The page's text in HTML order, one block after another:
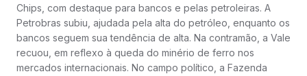
Chips, com destaque para bancos e pelas petroleiras. A
Petrobras subiu, ajudada pela alta do petróleo, enquanto os
bancos seguem sua tendência de alta. Na contramão, a Vale
recuou, em reflexo à queda do minério de ferro nos
mercados internacionais. No campo político, a Fazenda